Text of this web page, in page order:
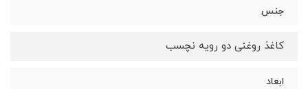
جنس
کاغذ روغنی دو رویه نچسب
ابعاد